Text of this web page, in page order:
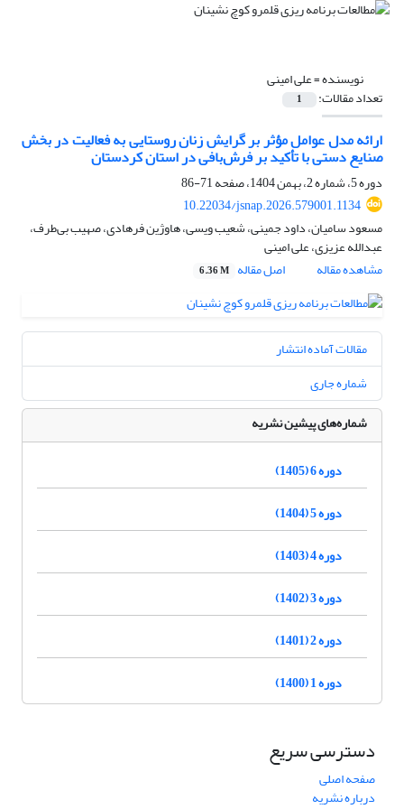
نویسنده =علی امینی
تعداد مقالات: 1
ارائه مدل عوامل مؤثر بر گرایش زنان روستایی به فعالیت در بخش
صنایع دستی با تأکید بر فرش‌بافی در استان کردستان
دوره 5، شماره 2، بهمن 1404، صفحه
71-86
10.22034/jsnap.2026.579001.1134
مسعود سامیان، داود جمینی، شعیب ویسی، هاوژین فرهادی، صهیب بی‌طرف،
عبدالله عزیزی، علی امینی
مشاهده مقاله
اصل مقاله 6.36 M
مقالات آماده انتشار
شماره جاری
شماره‌های پیشین نشریه
دوره 6 (1405)
دوره 5 (1404)
دوره 4 (1403)
دوره 3 (1402)
دوره 2 (1401)
دوره 1 (1400)
دسترسی سریع
صفحه اصلی
درباره نشریه